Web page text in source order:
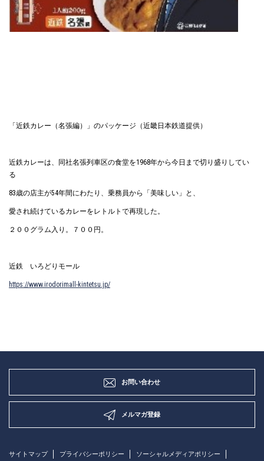
「近鉄カレー（名張編）」のパッケージ（近畿日本鉄道提供）
近鉄カレーは、同社名張列車区の食堂を1968年から今日まで切り盛りしてい
る
83歳の店主が54年間にわたり、乗務員から「美味しい」と、
愛され続けているカレーをレトルトで再現した。
２００グラム入り。７００円。
近鉄 いろどりモール
https://www.irodorimall-kintetsu.jp/
お問い合わせ
メルマガ登録
サイトマップ プライバシーポリシー ソーシャルメディアポリシー